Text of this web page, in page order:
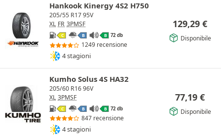
Hankook Kinergy 4S2 H750
205/55 R17 95V
XL FR 3PMSF
C B B 72 db
1249 recensione
4 stagioni
129,29 €
Disponibile
Kumho Solus 4S HA32
205/60 R16 96V
XL 3PMSF
C B B 72 db
847 recensione
4 stagioni
77,19 €
Disponibile